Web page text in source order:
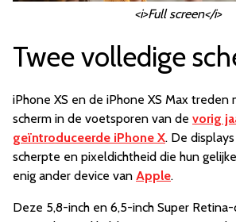
<i>Full screen</i>
Twee volledige
iPhone XS en de iPhone XS Max treden
scherm in de voetsporen van de vorig
geïntroduceerde iPhone X. De
scherpte en pixeldichtheid die hun
enig ander device van Apple.
Deze 5,8-inch en 6,5-inch Super